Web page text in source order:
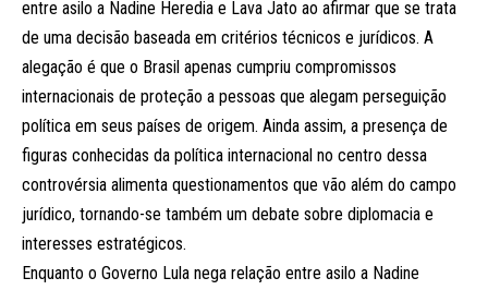
entre asilo a Nadine Heredia e Lava Jato ao afirmar que se trata
de uma decisão baseada em critérios técnicos e jurídicos. A
alegação é que o Brasil apenas cumpriu compromissos
internacionais de proteção a pessoas que alegam perseguição
política em seus países de origem. Ainda assim, a presença de
figuras conhecidas da política internacional no centro dessa
controvérsia alimenta questionamentos que vão além do campo
jurídico, tornando-se também um debate sobre diplomacia e
interesses estratégicos.
Enquanto o Governo Lula nega relação entre asilo a Nadine